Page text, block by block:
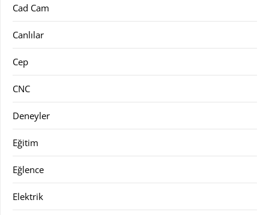
Cad Cam
Canlılar
Cep
CNC
Deneyler
Eğitim
Eğlence
Elektrik